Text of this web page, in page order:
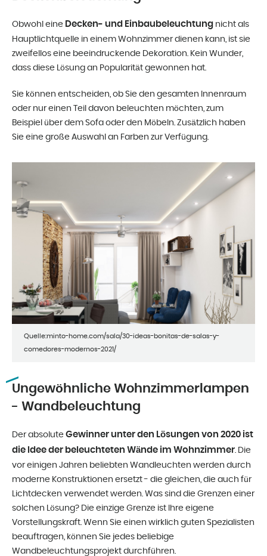
Obwohl eine Decken- und Einbaubeleuchtung nicht als
Hauptlichtquelle in einem Wohnzimmer dienen kann, ist sie
zweifellos eine beeindruckende Dekoration. Kein Wunder,
dass diese Lösung an Popularität gewonnen hat.
Sie können entscheiden, ob Sie den gesamten Innenraum
oder nur einen Teil davon beleuchten möchten, zum
Beispiel über dem Sofa oder den Möbeln. Zusätzlich haben
Sie eine große Auswahl an Farben zur Verfügung.
Quelle:minto-home.com/sala/30-ideas-bonitas-de-salas-y-
comedores-modernos-2021/
Ungewöhnliche Wohnzimmerlampen
- Wandbeleuchtung
Der absolute Gewinner unter den Lösungen von 2020 ist
die Idee der beleuchteten Wände im Wohnzimmer . Die
vor einigen Jahren beliebten Wandleuchten werden durch
moderne Konstruktionen ersetzt - die gleichen, die auch für
Lichtdecken verwendet werden. Was sind die Grenzen einer
solchen Lösung? Die einzige Grenze ist Ihre eigene
Vorstellungskraft. Wenn Sie einen wirklich guten Spezialisten
beauftragen, können Sie jedes beliebige
Wandbeleuchtungsprojekt durchführen.